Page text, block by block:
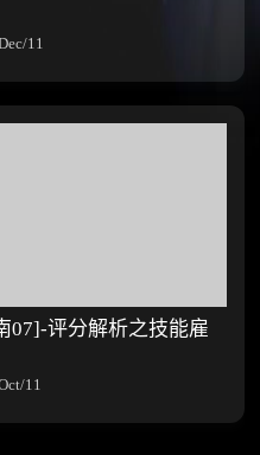
11
07]-评分解析之技能雇
11